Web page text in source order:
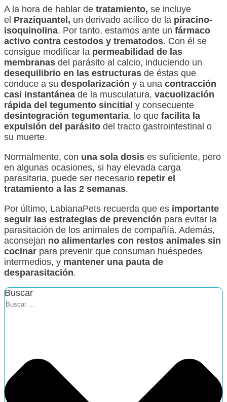
A la hora de hablar de tratamiento, se incluye
el Praziquantel, un derivado acílico de la piracino-
isoquinolina. Por tanto, estamos ante un fármaco
activo contra cestodos y trematodos. Con él se
consigue modificar la permeabilidad de las
membranas del parásito al calcio, induciendo un
desequilibrio en las estructuras de éstas que
conduce a su despolarización y a una contracción
casi instantánea de la musculatura, vacuolización
rápida del tegumento sincitial y consecuente
desintegración tegumentaria, lo que facilita la
expulsión del parásito del tracto gastrointestinal o
su muerte.
Normalmente, con una sola dosis es suficiente, pero
en algunas ocasiones, si hay elevada carga
parasitaria, puede ser necesario repetir el
tratamiento a las 2 semanas.
Por último, LabianaPets recuerda que es importante
seguir las estrategias de prevención para evitar la
parasitación de los animales de compañía. Además,
aconsejan no alimentarles con restos animales sin
cocinar para prevenir que consuman huéspedes
intermedios, y mantener una pauta de
desparasitación.
Buscar